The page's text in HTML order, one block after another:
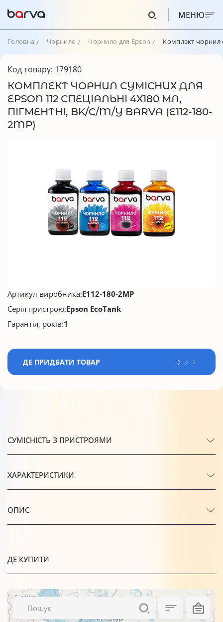
МЕНЮ
Головна Чорнило Чорнило для Epson Комплект чорнил
Код товару: 179180
КОМПЛЕКТ ЧОРНИЛ СУМІСНИХ ДЛЯ
EPSON 112 СПЕЦІАЛЬНІ 4X180 МЛ,
ПІГМЕНТНІ, BK/C/M/Y BARVA (E112-180-
2MP)
Артикул виробника:E112-180-2MP
Серія пристрою:Epson EcoTank
Гарантія, років:1
ДЕ ПРИДБАТИ ТОВАР
СУМІСНІСТЬ З ПРИСТРОЯМИ
ХАРАКТЕРИСТИКИ
ОПИС
ДЕ КУПИТИ